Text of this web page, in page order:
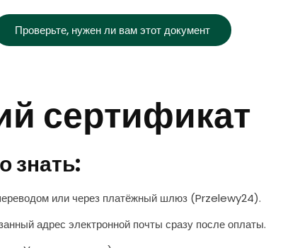
Проверьте, нужен ли вам этот документ
сертификат
знать:
или через платёжный шлюз (Przelewy24).
адрес электронной почты сразу после оплаты.